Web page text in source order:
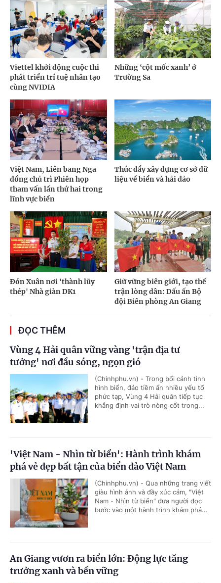
Viettel khởi động cuộc thi
phát triển trí tuệ nhân tạo
cùng NVIDIA
Những ‘cột mốc xanh’ ở
Trường Sa
Việt Nam, Liên bang Nga
đồng chủ trì Phiên họp
tham vấn lần thứ hai trong
lĩnh vực biển
Thúc đẩy xây dựng cơ sở dữ
liệu về biển và hải đảo
Đón Xuân nơi 'thành lũy
thép' Nhà giàn DK1
Giữ vững biên giới, tạo thế
trận lòng dân: Dấu ấn Bộ
đội Biên phòng An Giang
ĐỌC THÊM
Vùng 4 Hải quân vững vàng 'trận địa tư
tưởng' nơi đầu sóng, ngọn gió
(Chinhphu.vn) - Trong bối cảnh tình
hình biển, đảo tiềm ẩn nhiều yếu tố
phức tạp, Vùng 4 Hải quân tiếp tục
khẳng định vai trò nòng cốt trong...
'Việt Nam - Nhìn từ biển': Hành trình khám
phá vẻ đẹp bất tận của biển đảo Việt Nam
(Chinhphu.vn) - Qua những trang viết
giàu hình ảnh và đầy xúc cảm, "Việt
Nam - Nhìn từ biển" đưa người đọc
bước vào một hành trình khám phá...
An Giang vươn ra biển lớn: Động lực tăng
trưởng xanh và bền vững